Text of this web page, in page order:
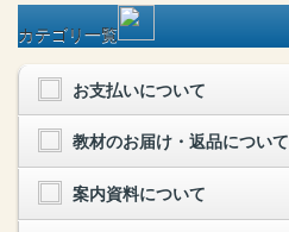
カテゴリ一覧
お支払いについて
教材のお届け・返品について
案内資料について